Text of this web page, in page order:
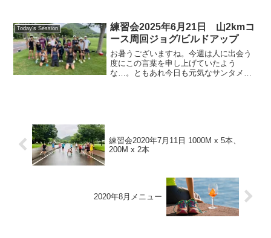
日も楽しくランニング🎵元気です無理な
く走りました今週も頑...
Today's Session
練習会2025年6月21日 山2kmコ
ース周回ジョグ/ビルドアップ
お暑うございますね。今週は人に出会う
度にこの言葉を申し上げていたよう
な…。ともあれ今日も元気なサンタメン
練習会2020年7月11日 1000M x 5本、
200M x 2本
2020年8月メニュー